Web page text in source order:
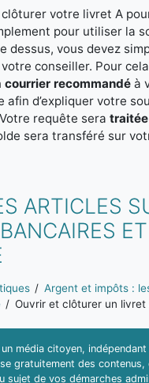
clôturer votre livret A
pour utiliser la
dessus, vous devez
conseiller. Pour
courrier recommandé à
afin d’expliquer votre
requête sera
sera transféré sur
ARTICLES
ET
Argent et impôts :
Ouvrir et clôturer un livret
média citoyen,
gratuitement des contenus,
sujet de vos démarches